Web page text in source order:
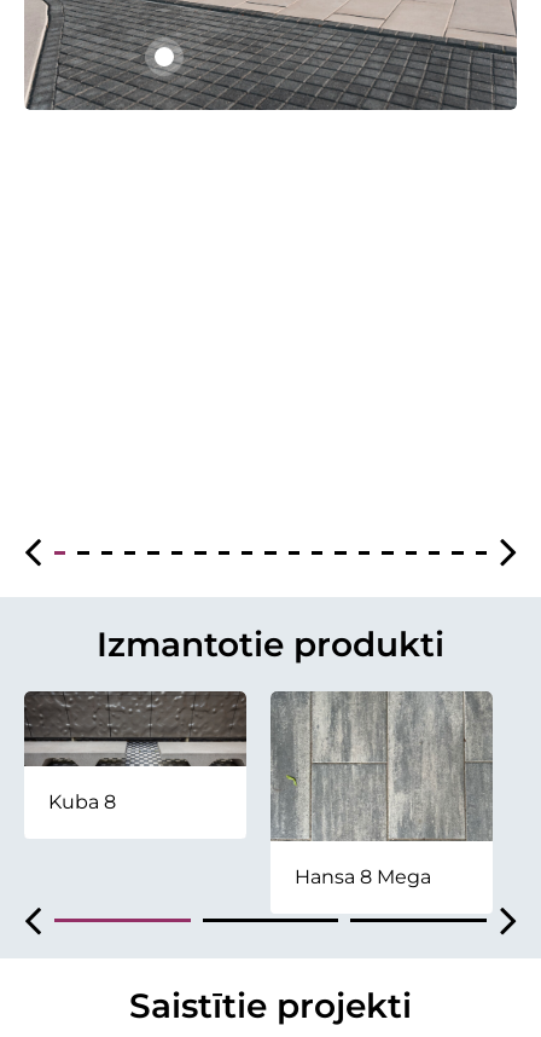
Izmantotie produkti
Kuba 8
Hansa 8 Mega
Saistītie projekti